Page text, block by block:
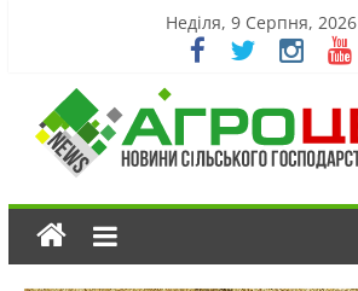
Неділя, 9 Серпня, 2026